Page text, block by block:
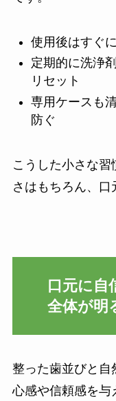
使用後はすぐ
定期的に洗浄
リセット
専用ケースも
防ぐ
こうした小さな
さはもちろん、口
口元に自
全体が明
整った歯並びと自
心感や信頼感を与